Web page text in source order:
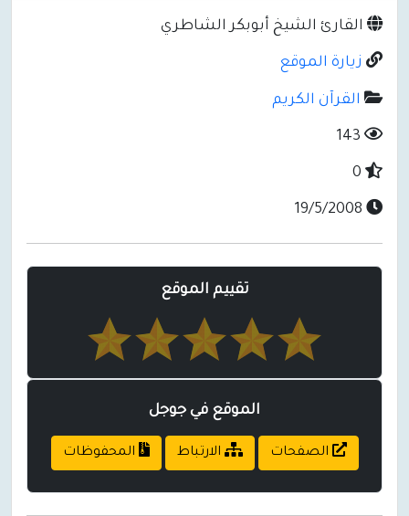
القارئ الشيخ أبوبكر الشاطري
زيارة الموقع
القرآن الكريم
تقييم الموقع
الموقع في جوجل
الصفحات الارتباط المحفوظات